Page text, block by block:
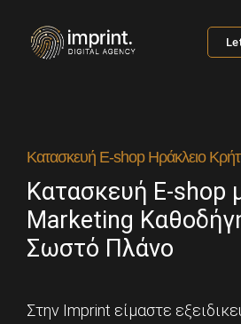
Κατασκευή E-shop Ηράκλειο
Κατασκευή E-shop
Marketing
Σωστό Πλάνο
Στην Imprint είμαστε